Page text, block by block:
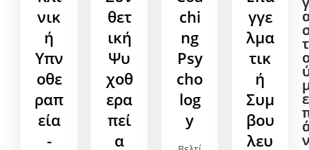
νικ
ή
Υπν
οθε
ραπ
εία
-
θετ
ική
Ψυ
χοθ
ερα
πεί
α
chi
ng
Psy
cho
log
y
γγε
λμα
τικ
ή
Συμ
βου
λευ
τ
ε
ν
τ
ε
ν